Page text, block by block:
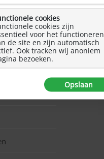
cookies
cookies zijn
voor het functioneren
de site en zijn automatisch
Ook tracken wij anoniem
bezoeken.
Opslaan